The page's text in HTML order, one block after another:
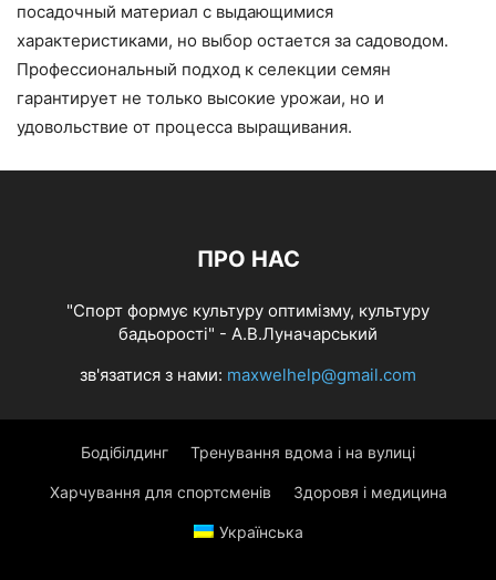
посадочный материал с выдающимися
характеристиками, но выбор остается за садоводом.
Профессиональный подход к селекции семян
гарантирует не только высокие урожаи, но и
удовольствие от процесса выращивания.
ПРО НАС
"Спорт формує культуру оптимізму, культуру
бадьорості" - А.В.Луначарський
зв'язатися з нами: maxwelhelp@gmail.com
Бодібілдинг Тренування вдома і на вулиці
Харчування для спортсменів Здоровя і медицина
Українська